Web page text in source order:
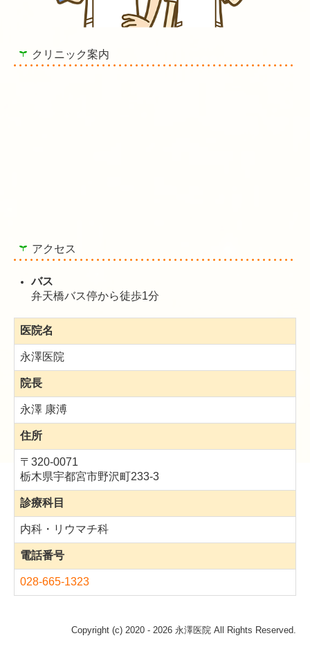
クリニック案内
アクセス
バス
弁天橋バス停から徒歩1分
医院名
永澤医院
院長
永澤 康溥
住所
〒320-0071
栃木県宇都宮市野沢町233-3
診療科目
内科・リウマチ科
電話番号
028-665-1323
Copyright (c) 2020 - 2026 永澤医院 All Rights Reserved.